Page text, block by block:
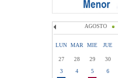
AGOSTO
LUN MAR MIE JUE
27 28 29 30
3
4 5 6